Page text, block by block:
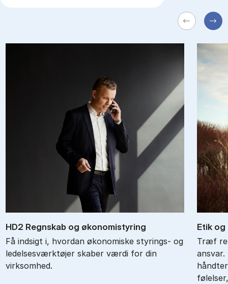
HD2 Regn­skab og øko­no­mi­sty­ring
Få indsigt i, hvordan økonomiske styrings- og
ledelsesværktøjer skaber værdi for din
virksomhed.
Etik og
Træf